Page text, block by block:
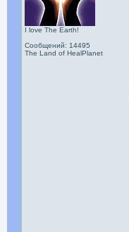
I love The Earth!
Сообщений: 14495
The Land of HealPlanet